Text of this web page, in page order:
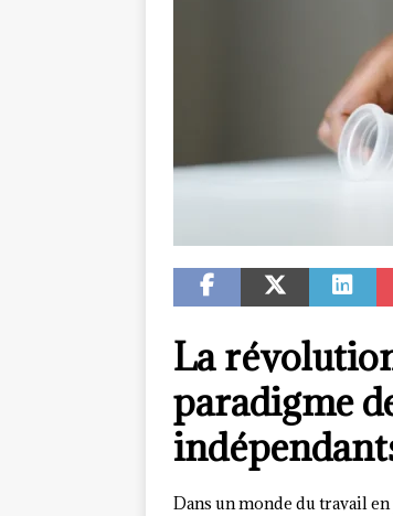
La
paradigme
Dans un monde du travail